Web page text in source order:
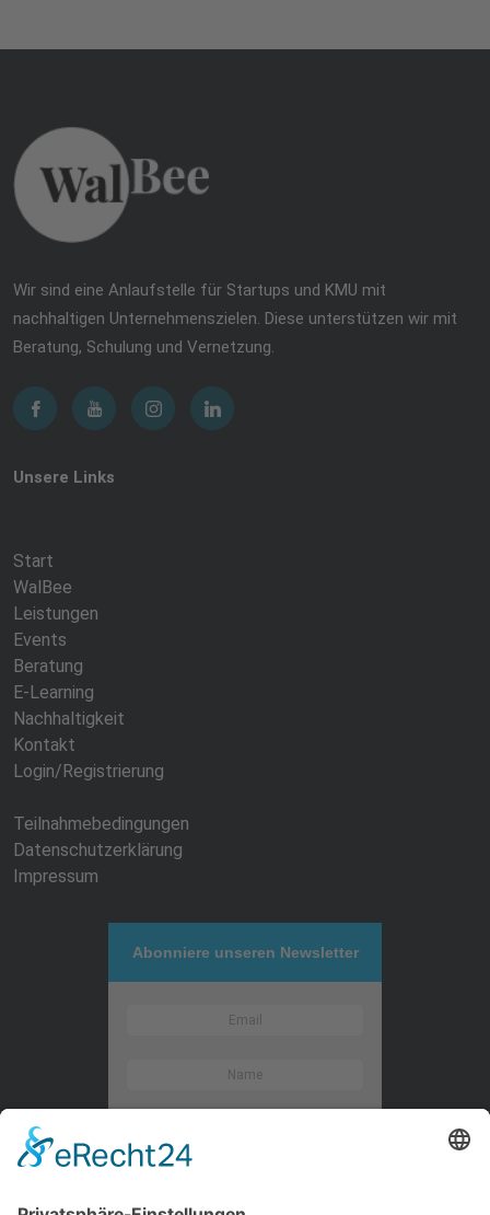
Wir sind eine Anlaufstelle für Startups und KMU mit
nachhaltigen Unternehmenszielen. Diese unterstützen wir mit
Beratung, Schulung und Vernetzung.
Unsere Links
Start
WalBee
Leistungen
Events
Beratung
E-Learning
Nachhaltigkeit
Kontakt
Login/Registrierung
Teilnahmebedingungen
Datenschutzerklärung
Impressum
Abonniere unseren Newsletter
Kontaktieren Sie uns